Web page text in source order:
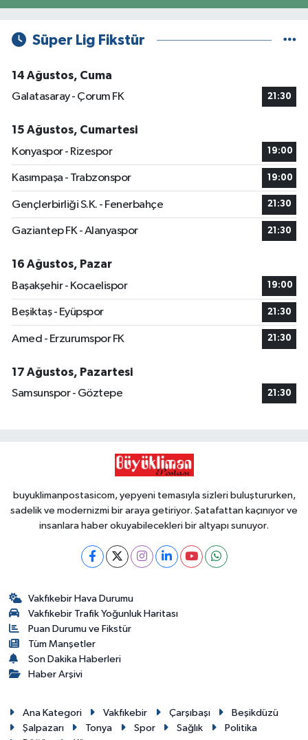
Süper Lig Fikstür
14 Ağustos, Cuma
Galatasaray - Çorum FK
21:30
15 Ağustos, Cumartesi
Konyaspor - Rizespor
19:00
Kasımpaşa - Trabzonspor 19:00
Gençlerbirliği S.K. - Fenerbahçe 21:30
Gaziantep FK - Alanyaspor 21:30
16 Ağustos, Pazar
Başakşehir - Kocaelispor
19:00
Beşiktaş - Eyüpspor 21:30
Amed - Erzurumspor FK 21:30
17 Ağustos, Pazartesi
Samsunspor - Göztepe
21:30
buyuklimanpostasicom, yepyeni temasıyla sizleri buluştururken,
sadelik ve modernizmi bir araya getiriyor. Şatafattan kaçınıyor ve
insanlara haber okuyabilecekleri bir altyapı sunuyor.
Vakfıkebir Hava Durumu
Vakfıkebir Trafik Yoğunluk Haritası
Puan Durumu ve Fikstür
Tüm Manşetler
Son Dakika Haberleri
Haber Arşivi
Ana Kategori Vakfıkebir Çarşıbaşı
Beşikdüzü
Şalpazarı
Tonya Spor Sağlık
Politika